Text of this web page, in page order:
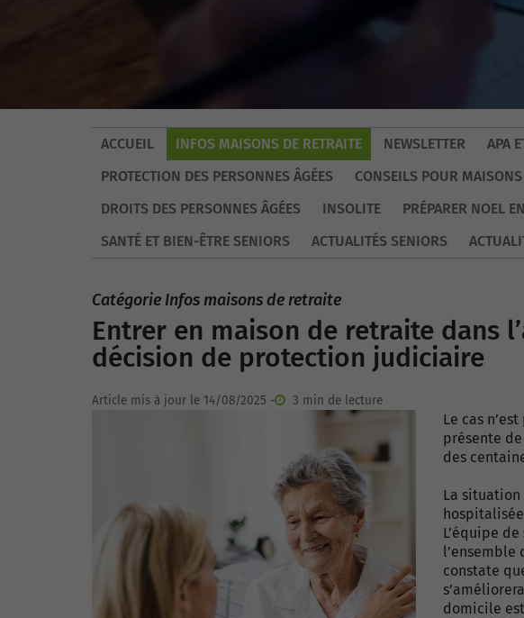
ACCUEIL INFOS MAISONS DE RETRAITE NEWSLETTER APA
PROTECTION DES PERSONNES ÂGÉES
CONSEILS POUR MAISONS
DROITS DES PERSONNES ÂGÉES
INSOLITE PRÉPARER NOEL
SANTÉ ET BIEN-ÊTRE SENIORS
ACTUALITÉS SENIORS
Catégorie Infos maisons de retraite
Entrer en maison de retraite dans
décision de protection judiciaire
Article mis à jour le 14/08/2025 - 3 min de lecture
Le cas
présente
des
La situation
L’équipe
l’ensemble
constate
domicile